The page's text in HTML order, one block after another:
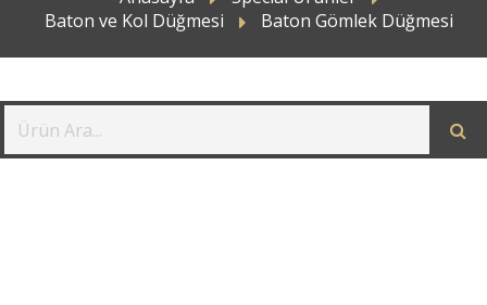
Baton ve Kol Düğmesi
Baton Gömlek Düğmesi